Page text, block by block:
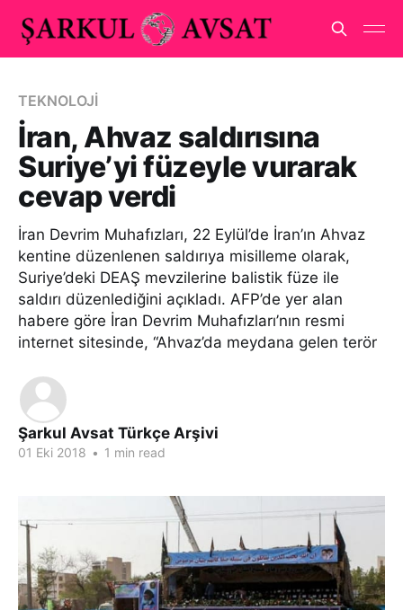
TEKNOLOJİ
İran, Ahvaz saldırısına
Suriye’yi füzeyle vurarak
cevap verdi
İran Devrim Muhafızları, 22 Eylül’de İran’ın Ahvaz
kentine düzenlenen saldırıya misilleme olarak,
Suriye’deki DEAŞ mevzilerine balistik füze ile
saldırı düzenlediğini açıkladı. AFP’de yer alan
habere göre İran Devrim Muhafızları’nın resmi
internet sitesinde, “Ahvaz’da meydana gelen terör
Şarkul Avsat Türkçe Arşivi
01 Eki 2018 • 1 min read